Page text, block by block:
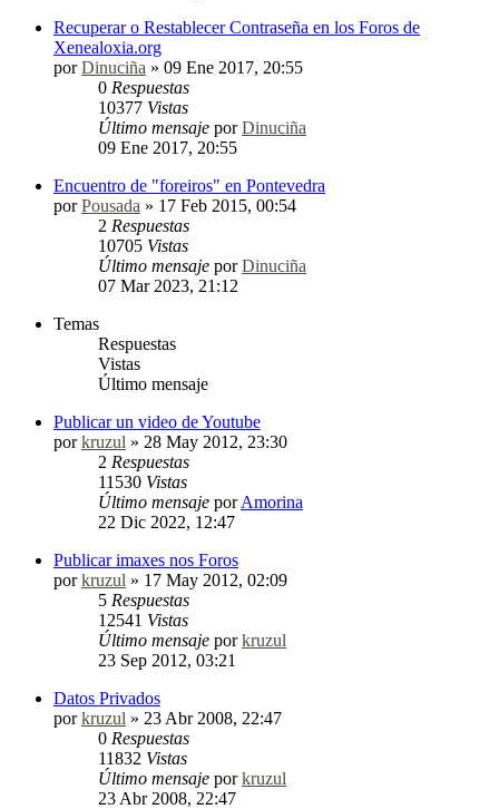
Recuperar o Restablecer Contraseña en los Foros de
Xenealoxia.org
porDinuciña » 09 Ene 2017, 20:55
0 Respuestas
10377 Vistas
Último mensaje porDinuciña
09 Ene 2017, 20:55
Encuentro de "foreiros" en Pontevedra
porPousada » 17 Feb 2015, 00:54
2 Respuestas
10705 Vistas
Último mensaje porDinuciña
07 Mar 2023, 21:12
Temas
Respuestas
Vistas
Último mensaje
Publicar un video de Youtube
porkruzul » 28 May 2012, 23:30
2 Respuestas
11530 Vistas
Último mensaje porAmorina
22 Dic 2022, 12:47
Publicar imaxes nos Foros
porkruzul » 17 May 2012, 02:09
5 Respuestas
12541 Vistas
Último mensaje porkruzul
23 Sep 2012, 03:21
Datos Privados
porkruzul » 23 Abr 2008, 22:47
0 Respuestas
11832 Vistas
Último mensaje porkruzul
23 Abr 2008, 22:47